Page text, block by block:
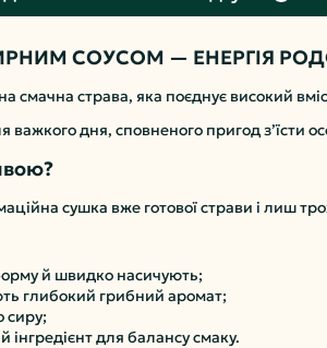
СОУСОМ — ЕНЕРГІЯ
страва, яка поєднує високий
важкого дня, сповненого пригод з’їсти
сушка вже готової страви і лиш
й швидко насичують;
глибокий грибний аромат;
сиру;
для балансу смаку.